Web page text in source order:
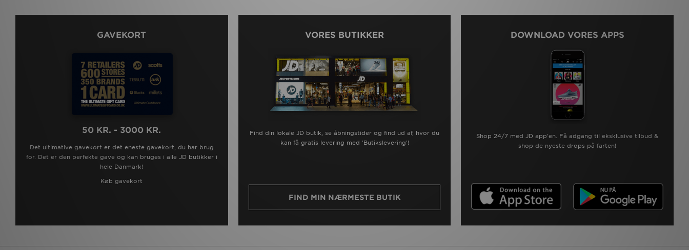
GAVEKORT
50 KR. - 3000 KR.
Det ultimative gavekort er det eneste gavekort, du har brug
for. Det er den perfekte gave og kan bruges i alle JD butikker i
hele Danmark!
Køb gavekort
VORES BUTIKKER
Find din lokale JD butik, se åbningstider og find ud af, hvor du
kan få gratis levering med 'Butikslevering'!
FIND MIN NÆRMESTE BUTIK
DOWNLOAD VORES APPS
Shop 24/7 med JD app'en. Få adgang til eksklusive tilbud &
shop de nyeste drops på farten!